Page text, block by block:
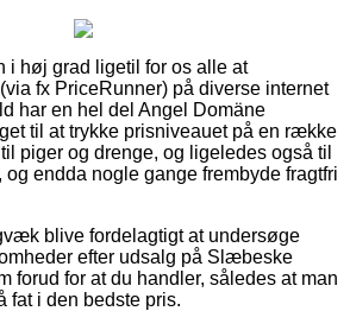
i høj grad ligetil for os alle at
fx PriceRunner) på diverse internet
har en hel del Angel Domäne
til at trykke prisniveauet på en række
piger og drenge, og ligeledes også til
endda nogle gange frembyde fragtfri
blive fordelagtigt at undersøge
efter udsalg på Slæbeske
forud for at du handler, således at man
fat i den bedste pris.